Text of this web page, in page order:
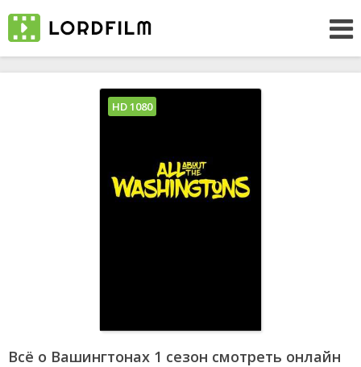
Всё о Вашингтонах 1 сезон смотреть онлайн
HD 1080